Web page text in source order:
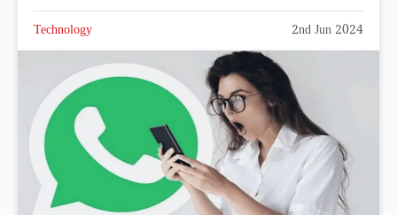
Technology 2nd Jun 2024